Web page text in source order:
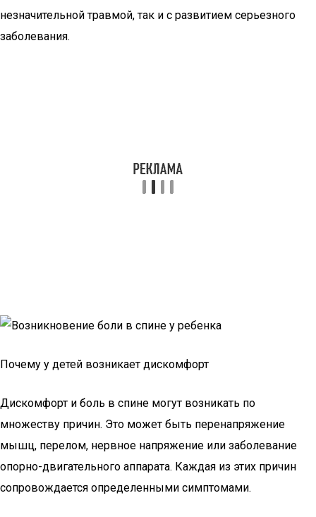
незначительной травмой, так и с развитием серьезного
заболевания.
Почему у детей возникает дискомфорт
Дискомфорт и боль в спине могут возникать по
множеству причин. Это может быть перенапряжение
мышц, перелом, нервное напряжение или заболевание
опорно-двигательного аппарата. Каждая из этих причин
сопровождается определенными симптомами.